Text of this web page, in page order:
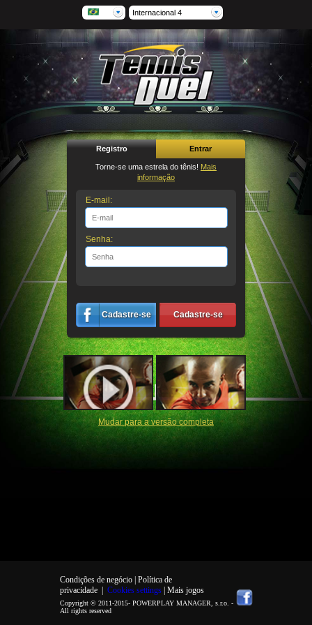
Internacional 4
Registro Entrar
Torne-se uma estrela do tênis! Mais
informação
E-mail:
Senha:
Cadastre-se Cadastre-se
Mudar para a versão completa
Condições de negócio | Política de
privacidade| Cookies settings | Mais jogos
Copyright © 2011-2015- POWERPLAY MANAGER, s.r.o. -
All rights reserved